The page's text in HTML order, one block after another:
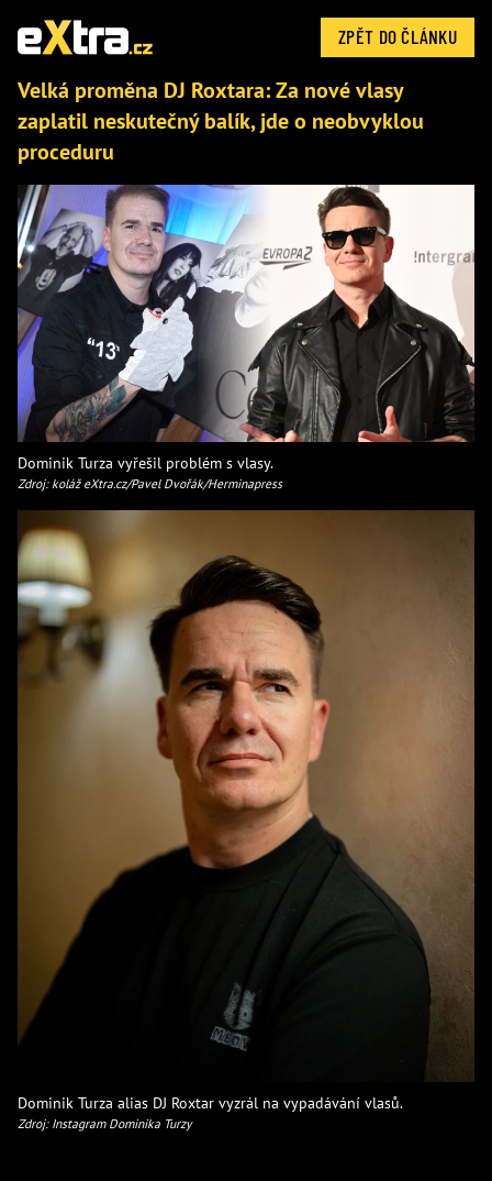
ZPĚT DO ČLÁNKU
Velká proměna DJ Roxtara: Za nové vlasy
zaplatil neskutečný balík, jde o neobvyklou
proceduru
Dominik Turza vyřešil problém s vlasy.
Zdroj: koláž eXtra.cz/Pavel Dvořák/Herminapress
Dominik Turza alias DJ Roxtar vyzrál na vypadávání vlasů.
Zdroj: Instagram Dominika Turzy